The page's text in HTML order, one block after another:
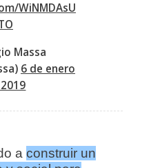
WiNMDAsU
Massa
6 de enero
a construir un